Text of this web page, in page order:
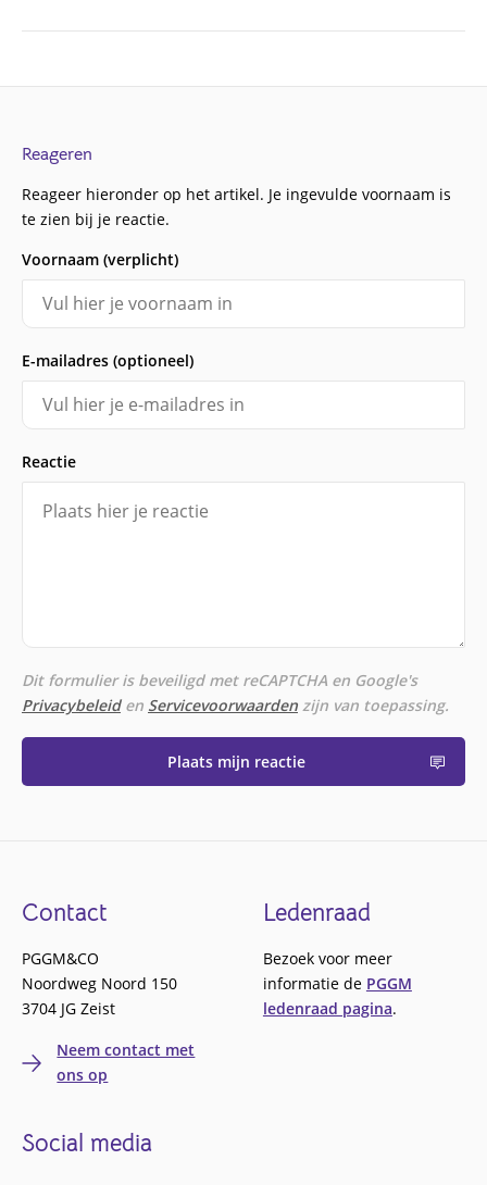
Reageren
Reageer hieronder op het artikel. Je ingevulde voornaam is
te zien bij je reactie.
Voornaam (verplicht)
E-mailadres (optioneel)
Reactie
Dit formulier is beveiligd met reCAPTCHA en Google's
Privacybeleiden Servicevoorwaarden zijn van toepassing.
Plaats mijn reactie
Footer
Contact
PGGM&CO
Noordweg Noord 150
3704 JG Zeist
Neem contact met
ons op
Ledenraad
Bezoek voor meer
informatie de PGGM
ledenraad pagina.
Social media